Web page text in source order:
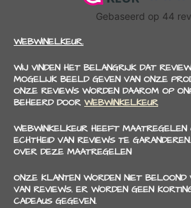
WEBWINELKEUR.
WIJ VINDEN HET BELANGRIJK DAT
MOGELIJK BEELD GEVEN VAN ONZE
ONZE REVIEWS WORDEN DAAROM OP
BEHEERD DOOR WEBWINKELKEUR
WEBWINKELKEUR HEEFT MAATREGELEN
ECHTHEID VAN REVIEWS TE
OVER DEZE MAATREGELEN
ONZE KLANTEN WORDEN NIET BELOOND
VAN REVIEWS. ER WORDEN GEEN
CADEAUS GEGEVEN.